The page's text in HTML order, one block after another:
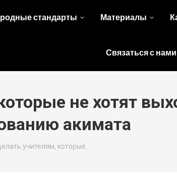
стандарты Материалы
Связаться с нами
не хотят
акимата
учителям, которые…